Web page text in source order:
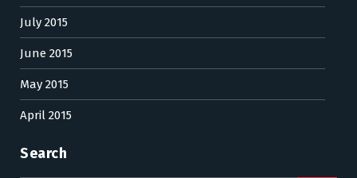
July 2015
June 2015
May 2015
April 2015
Search